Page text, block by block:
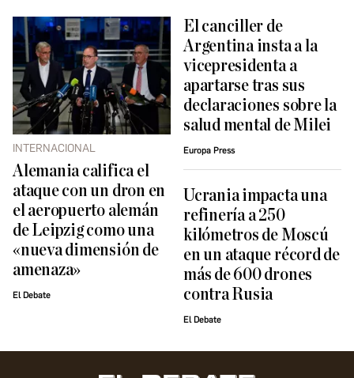
INTERNACIONAL
Alemania califica el
ataque con un dron en
el aeropuerto alemán
de Leipzig como una
«nueva dimensión de
amenaza»
El Debate
El canciller de
Argentina insta a la
vicepresidenta a
apartarse tras sus
declaraciones sobre la
salud mental de Milei
Europa Press
Ucrania impacta una
refinería a 250
kilómetros de Moscú
en un ataque récord de
más de 600 drones
contra Rusia
El Debate